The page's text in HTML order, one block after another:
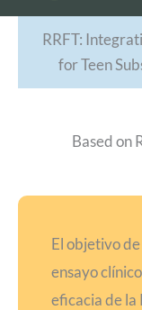
RRFT:
for Teen
Based on
El objetivo
ensayo
eficacia de la